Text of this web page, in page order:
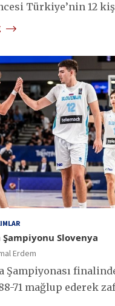
Türkiye’nin 12
Şampiyonu Slovenya
Erdem
Şampiyonası
71 mağlup ederek